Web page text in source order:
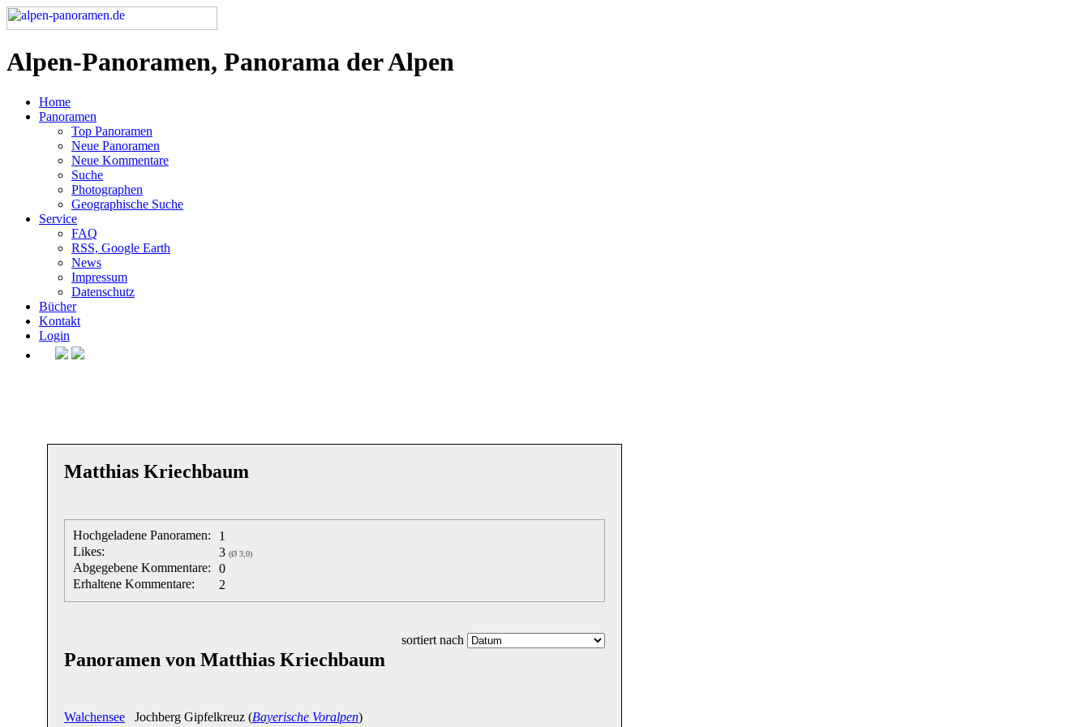
Alpen-Panoramen, Panorama der Alpen
Home
Panoramen
Top Panoramen
Neue Panoramen
Neue Kommentare
Suche
Photographen
Geographische Suche
Service
FAQ
RSS, Google Earth
News
Impressum
Datenschutz
Bücher
Kontakt
Login
Matthias Kriechbaum
Hochgeladene Panoramen:
1
Likes:
3 (Ø 3,0)
Abgegebene Kommentare:
0
Erhaltene Kommentare:
2
Panoramen von Matthias Kriechbaum
sortiert nach
Walchensee Jochberg Gipfelkreuz (Bayerische Voralpen)